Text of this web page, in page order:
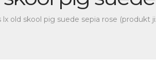
old skool pig suede sepia rose (produkt